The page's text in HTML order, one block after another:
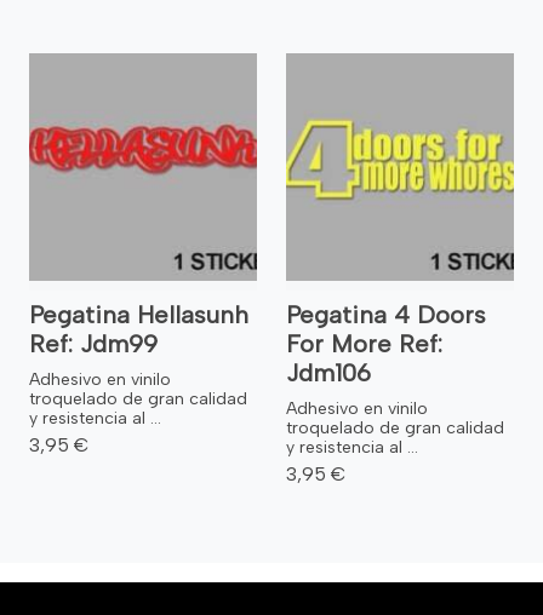
Pegatina Hellasunh
Ref: Jdm99
Adhesivo en vinilo
troquelado de gran calidad
y resistencia al ...
3,95 €
Pegatina 4 Doors
For More Ref:
Jdm106
Adhesivo en vinilo
troquelado de gran calidad
y resistencia al ...
3,95 €